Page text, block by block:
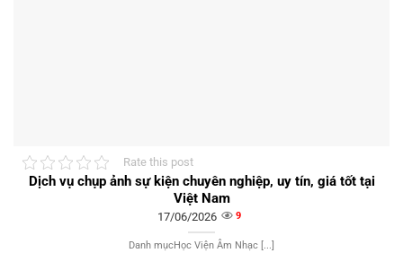
Rate this post
Dịch vụ chụp ảnh sự kiện chuyên nghiệp, uy tín, giá tốt tại
Việt Nam
17/06/2026 9
Danh mụcHọc Viện Âm Nhạc [...]